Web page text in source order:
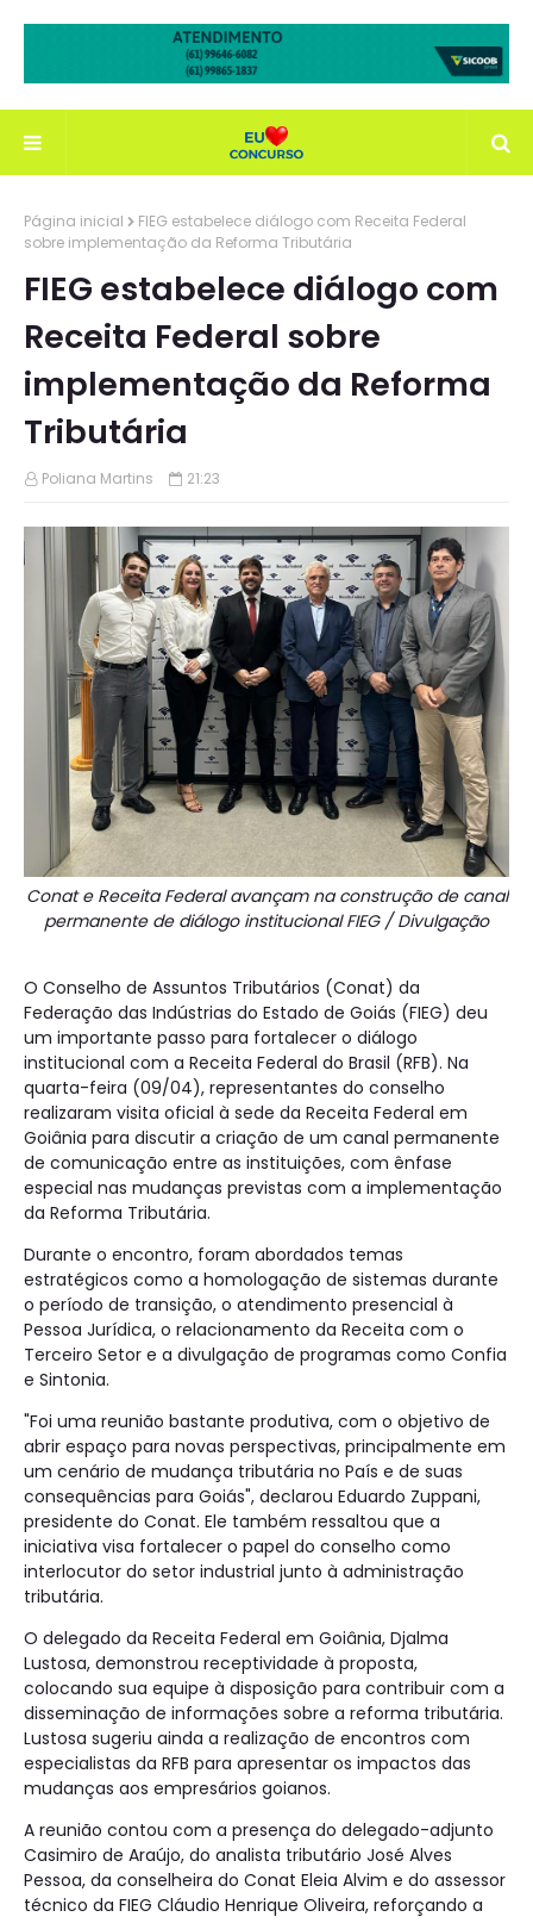
Página inicial
FIEG estabelece diálogo com Receita Federal
sobre implementação da Reforma Tributária
FIEG estabelece diálogo com
Receita Federal sobre
implementação da Reforma
Tributária
Poliana Martins 21:23
Conat e Receita Federal avançam na construção de canal
permanente de diálogo institucionalFIEG / Divulgação
O Conselho de Assuntos Tributários (Conat) da
Federação das Indústrias do Estado de Goiás (FIEG) deu
um importante passo para fortalecer o diálogo
institucional com a Receita Federal do Brasil (RFB). Na
quarta-feira (09/04), representantes do conselho
realizaram visita oficial à sede da Receita Federal em
Goiânia para discutir a criação de um canal permanente
de comunicação entre as instituições, com ênfase
especial nas mudanças previstas com a implementação
da Reforma Tributária.
Durante o encontro, foram abordados temas
estratégicos como a homologação de sistemas durante
o período de transição, o atendimento presencial à
Pessoa Jurídica, o relacionamento da Receita com o
Terceiro Setor e a divulgação de programas como Confia
e Sintonia.
"Foi uma reunião bastante produtiva, com o objetivo de
abrir espaço para novas perspectivas, principalmente em
um cenário de mudança tributária no País e de suas
consequências para Goiás", declarou Eduardo Zuppani,
presidente do Conat. Ele também ressaltou que a
iniciativa visa fortalecer o papel do conselho como
interlocutor do setor industrial junto à administração
tributária.
O delegado da Receita Federal em Goiânia, Djalma
Lustosa, demonstrou receptividade à proposta,
colocando sua equipe à disposição para contribuir com a
disseminação de informações sobre a reforma tributária.
Lustosa sugeriu ainda a realização de encontros com
especialistas da RFB para apresentar os impactos das
mudanças aos empresários goianos.
A reunião contou com a presença do delegado-adjunto
Casimiro de Araújo, do analista tributário José Alves
Pessoa, da conselheira do Conat Eleia Alvim e do assessor
técnico da FIEG Cláudio Henrique Oliveira, reforçando a